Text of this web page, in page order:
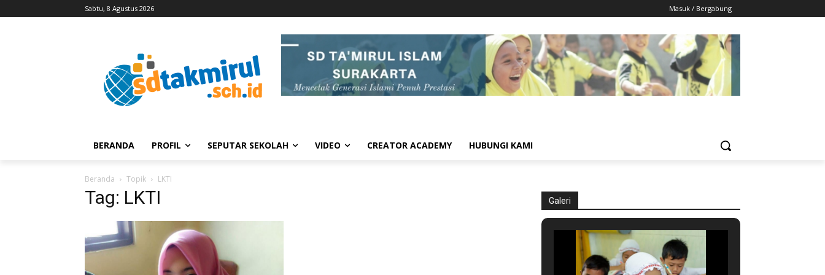
Sabtu, 8 Agustus 2026 Masuk / Bergabung
BERANDA PROFIL SEPUTAR SEKOLAH VIDEO CREATOR ACADEMY HUBUNGI KAMI
Beranda Topik LKTI
Tag: LKTI Galeri